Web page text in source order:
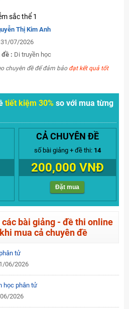
sắc thể 1
Thị Kim Anh
31/07/2026
đề : Di truyền học
chuyên đề để đảm bảo đạt kết quả tốt
tiết kiệm 30% so với mua từng
CẢ CHUYÊN ĐỀ
số bài giảng + đề thi: 14
200,000 VNĐ
Đặt mua
bài giảng - đề thi online
mua cả chuyên đề
tử
06/2026
học phân tử
2026